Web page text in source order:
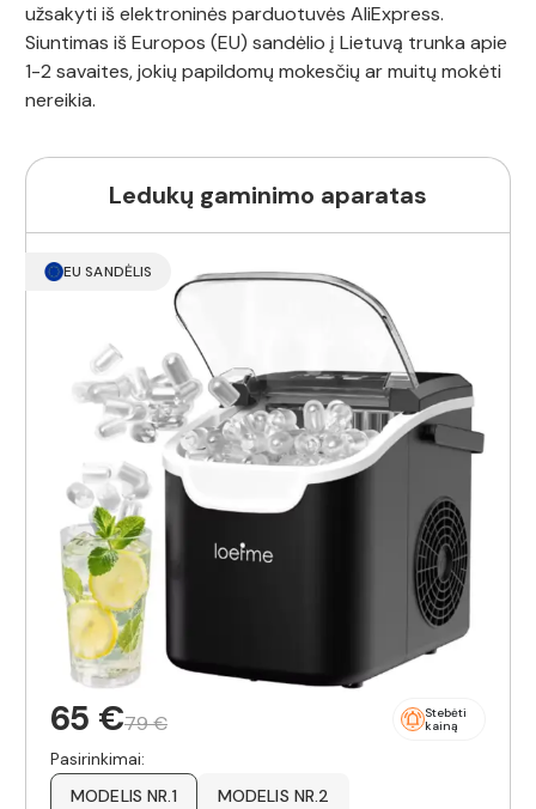
užsakyti iš elektroninės parduotuvės AliExpress.
Siuntimas iš Europos (EU) sandėlio į Lietuvą trunka apie
1-2 savaites, jokių papildomų mokesčių ar muitų mokėti
nereikia.
Ledukų gaminimo aparatas
EU SANDĖLIS
65 €79 €
Stebėti
kainą
Pasirinkimai:
MODELIS NR.1
MODELIS NR.2